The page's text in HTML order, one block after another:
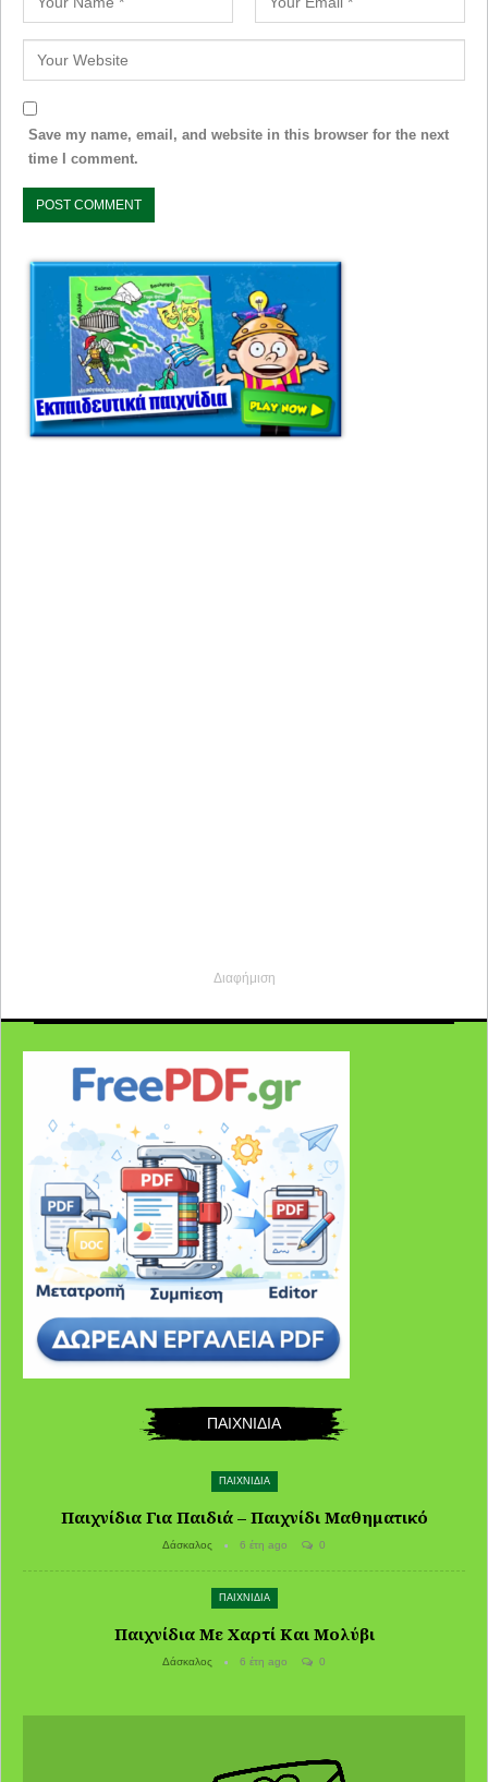
Save my name, email, and website in this browser for the next
time I comment.
Διαφήμιση
ΠΑΙΧΝΙΔΙΑ
ΠΑΙΧΝΙΔΙΑ
Παιχνίδια Για Παιδιά – Παιχνίδι Μαθηματικό
Δάσκαλος 6 έτη ago 0
ΠΑΙΧΝΙΔΙΑ
Παιχνίδια Με Χαρτί Και Μολύβι
Δάσκαλος 6 έτη ago 0